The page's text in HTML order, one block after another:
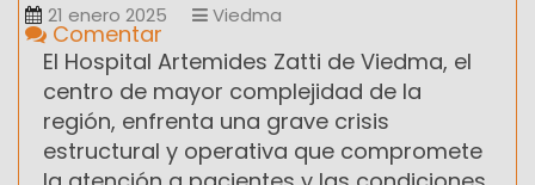
21 enero 2025 Viedma
Comentar
El Hospital Artemides Zatti de Viedma, el
centro de mayor complejidad de la
región, enfrenta una grave crisis
estructural y operativa que compromete